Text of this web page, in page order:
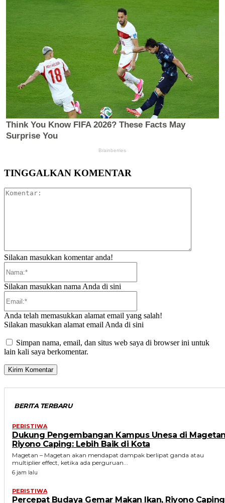
TINGGALKAN KOMENTAR
Silakan masukkan komentar anda!
Silakan masukkan nama Anda di sini
Anda telah memasukkan alamat email yang salah!
Silakan masukkan alamat email Anda di sini
Simpan nama, email, dan situs web saya di browser ini untuk
lain kali saya berkomentar.
BERITA TERBARU
PERISTIWA
Dukung Pengembangan Kampus Unesa di
Riyono Caping: Lebih Baik di Kota
Magetan – Magetan akan mendapat dampak berlipat ganda atau
multiplier effect, ketika ada perguruan...
6 jam lalu
PERISTIWA
Percepat Budaya Gemar Makan Ikan, Riyono Caping